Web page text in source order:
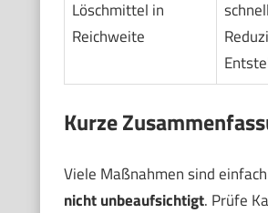
Löschmittel in
Reichweite
Kurze
Viele Maßnahmen sind
nicht unbeaufsichtigt. Prüfe